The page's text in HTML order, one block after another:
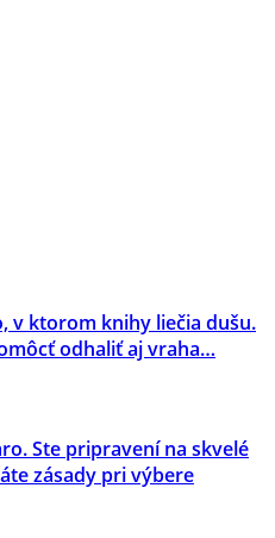
v ktorom knihy liečia dušu.
odhaliť aj vraha…
Ste pripravení na skvelé
zásady pri výbere